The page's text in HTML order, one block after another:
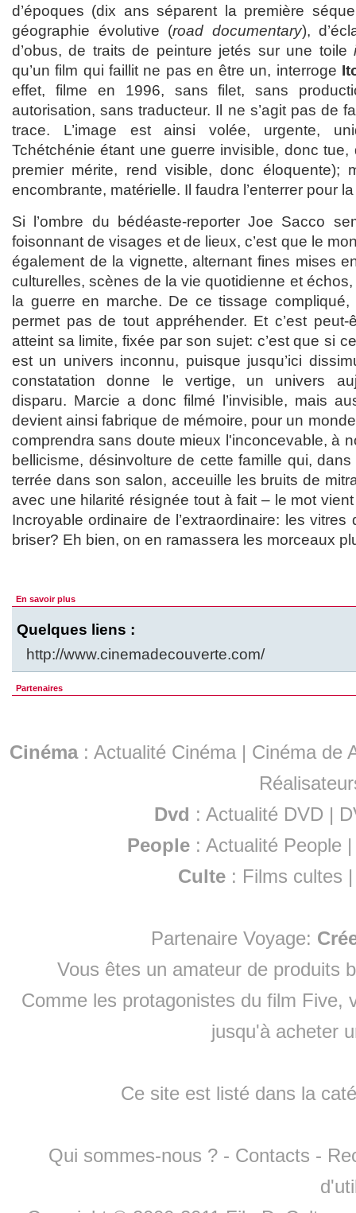
d’époques (dix ans séparent la première
géographie évolutive (road documentary),
d’obus, de traits de peinture jetés sur une toile
qu’un film qui faillit ne pas en être un, interroge
effet, filme en 1996, sans filet, sans
autorisation, sans traducteur. Il ne s’agit pas de
trace. L’image est ainsi volée, urgente,
Tchétchénie étant une guerre invisible, donc tue,
premier mérite, rend visible, donc éloquente);
encombrante, matérielle. Il faudra l’enterrer pour
Si l’ombre du bédéaste-reporter Joe Sacco
foisonnant de visages et de lieux, c’est que le
également de la vignette, alternant fines mises
culturelles, scènes de la vie quotidienne et
la guerre en marche. De ce tissage
permet pas de tout appréhender. Et c’est peut-
atteint sa limite, fixée par son sujet: c’est que si
est un univers inconnu, puisque jusqu’ici
constatation donne le vertige, un univers
disparu. Marcie a donc filmé l’invisible, mais
devient ainsi fabrique de mémoire, pour un
comprendra sans doute mieux l'inconcevable, à
bellicisme, désinvolture de cette famille qui,
terrée dans son salon, acceuille les bruits de
avec une hilarité résignée tout à fait – le mot
Incroyable ordinaire de l’extraordinaire: les
briser? Eh bien, on en ramassera les morceaux
En savoir plus
Quelques liens :
http://www.cinemadecouverte.com/
Partenaires
Cinéma: Actualité Cinéma | Cinéma de
Dvd : Actualité DVD |
People :Actualité People
Culte : Films cultes
Partenaire Voyage:
Vous êtes un amateur de produits
Comme les protagonistes du film Five,
jusqu'à acheter
Ce site est listé dans la
Qui sommes-nous ? - Contacts -